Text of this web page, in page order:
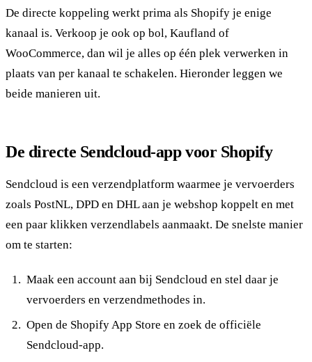
De directe koppeling werkt prima als Shopify je enige
kanaal is. Verkoop je ook op bol, Kaufland of
WooCommerce, dan wil je alles op één plek verwerken in
plaats van per kanaal te schakelen. Hieronder leggen we
beide manieren uit.
De directe Sendcloud-app voor Shopify
Sendcloud is een verzendplatform waarmee je vervoerders
zoals PostNL, DPD en DHL aan je webshop koppelt en met
een paar klikken verzendlabels aanmaakt. De snelste manier
om te starten:
Maak een account aan bij Sendcloud en stel daar je
vervoerders en verzendmethodes in.
Open de Shopify App Store en zoek de officiële
Sendcloud-app.